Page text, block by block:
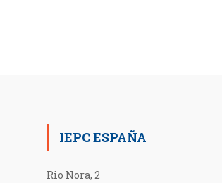
IEPC ESPAÑA
Rio Nora, 2